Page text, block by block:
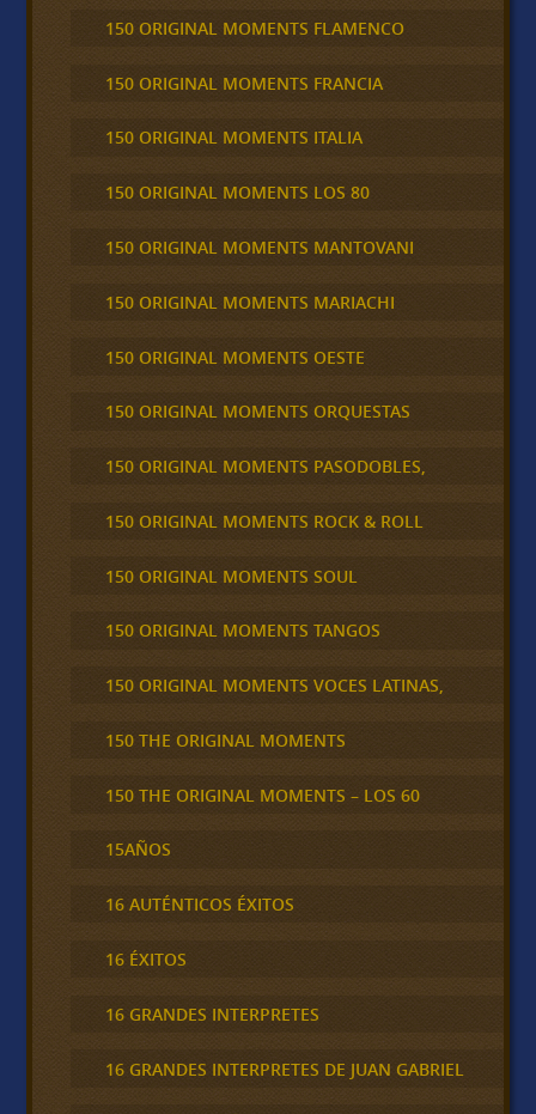
150 ORIGINAL MOMENTS FLAMENCO
150 ORIGINAL MOMENTS FRANCIA
150 ORIGINAL MOMENTS ITALIA
150 ORIGINAL MOMENTS LOS 80
150 ORIGINAL MOMENTS MANTOVANI
150 ORIGINAL MOMENTS MARIACHI
150 ORIGINAL MOMENTS OESTE
150 ORIGINAL MOMENTS ORQUESTAS
150 ORIGINAL MOMENTS PASODOBLES,
150 ORIGINAL MOMENTS ROCK & ROLL
150 ORIGINAL MOMENTS SOUL
150 ORIGINAL MOMENTS TANGOS
150 ORIGINAL MOMENTS VOCES LATINAS,
150 THE ORIGINAL MOMENTS
150 THE ORIGINAL MOMENTS – LOS 60
15AÑOS
16 AUTÉNTICOS ÉXITOS
16 ÉXITOS
16 GRANDES INTERPRETES
16 GRANDES INTERPRETES DE JUAN GABRIEL